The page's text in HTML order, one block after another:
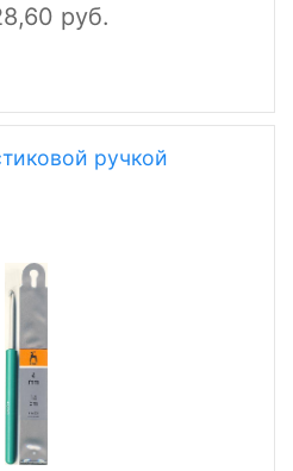
руб.
ручкой